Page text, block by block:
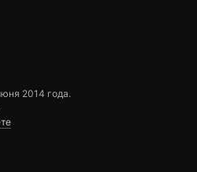
2014 года.